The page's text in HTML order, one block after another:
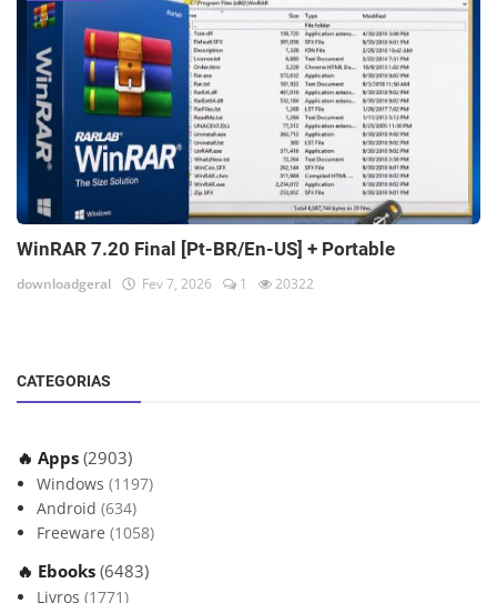
WinRAR 7.20 Final [Pt-BR/En-US] + Portable
downloadgeral Fev 7, 2026 1 20322
CATEGORIAS
🔥 Apps (2903)
Windows (1197)
Android (634)
Freeware (1058)
🔥 Ebooks (6483)
Livros (1771)